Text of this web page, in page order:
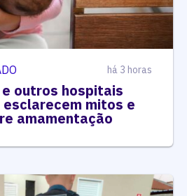
há 3 horas
e outros hospitais
mitos e
amamentação